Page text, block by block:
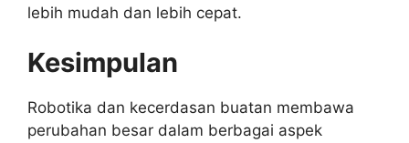
lebih mudah dan lebih cepat.
Kesimpulan
Robotika dan kecerdasan buatan membawa
perubahan besar dalam berbagai aspek